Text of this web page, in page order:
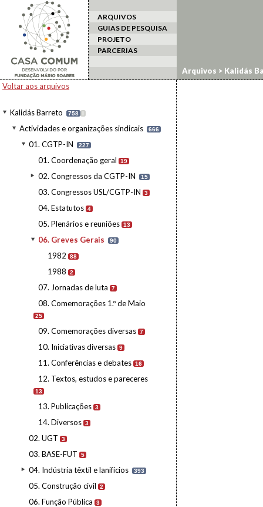
ARQUIVOS
GUIAS DE PESQUISA
PROJETO
PARCERIAS
Voltar aos arquivos
Kalidás Barreto 758 I
Actividades e organizações sindicais 666
01. CGTP-IN 227
01. Coordenação geral 19
02. Congressos da CGTP-IN 15
03. Congressos USL/CGTP-IN 3
04. Estatutos 4
05. Plenários e reuniões 13
06. Greves Gerais 90
1982 88
1988 2
07. Jornadas de luta 7
08. Comemorações 1.º de Maio
25
09. Comemorações diversas 7
10. Iniciativas diversas 9
11. Conferências e debates 16
12. Textos, estudos e pareceres
13
13. Publicações 3
14. Diversos 3
02. UGT 3
03. BASE-FUT 5
04. Indústria têxtil e lanifícios 393
05. Construção civil 2
06. Função Pública 3
Arquivos > Kalidás